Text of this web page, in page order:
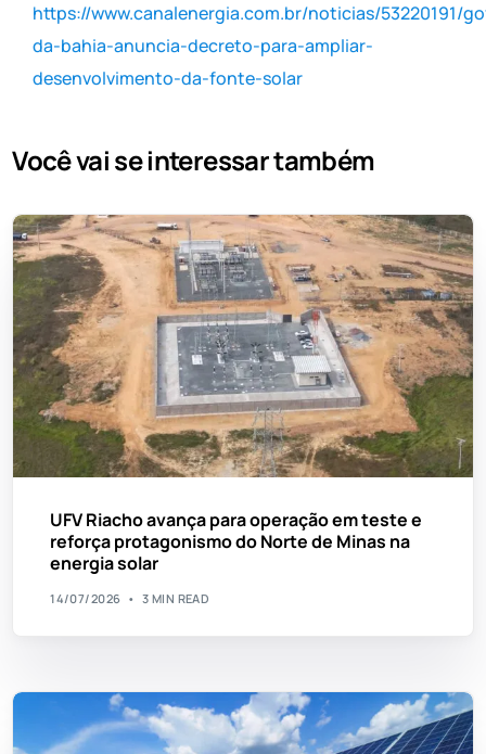
https://www.canalenergia.com.br/noticias/53220191/
da-bahia-anuncia-decreto-para-ampliar-
desenvolvimento-da-fonte-solar
Você vai se interessar também
UFV Riacho avança para operação em teste e
reforça protagonismo do Norte de Minas na
energia solar
14/07/2026 3 MIN READ